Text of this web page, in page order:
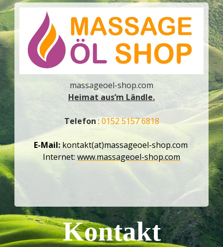
massageoel-shop.com
Heimat aus’m Ländle.
Telefon: 0152 5157 6818
E-Mail: kontakt(at)massageoel-shop.com
Internet: www.massageoel-shop.com
Kontakt